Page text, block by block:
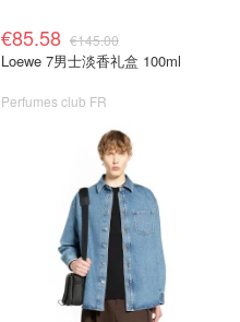
€85.58 €145.00
Loewe 7男士淡香礼盒 100ml
Perfumes club FR